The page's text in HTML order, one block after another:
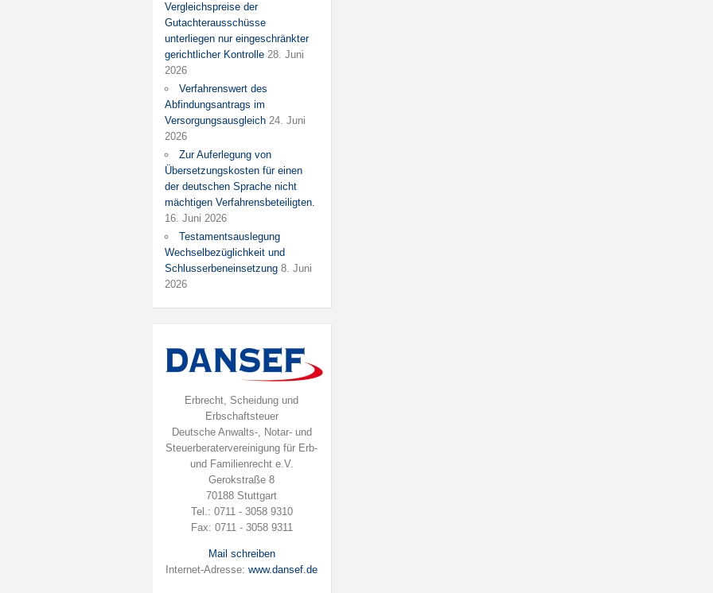
Vergleichspreise der
Gutachterausschüsse
unterliegen nur eingeschränkter
gerichtlicher Kontrolle 28. Juni
2026
Verfahrenswert des
Abfindungsantrags im
Versorgungsausgleich 24. Juni
2026
Zur Auferlegung von
Übersetzungskosten für einen
der deutschen Sprache nicht
mächtigen Verfahrensbeteiligten.
16. Juni 2026
Testamentsauslegung
Wechselbezüglichkeit und
Schlusserbeneinsetzung 8. Juni
2026
Erbrecht, Scheidung und
Erbschaftsteuer
Deutsche Anwalts-, Notar- und
Steuerberatervereinigung für Erb-
und Familienrecht e.V.
Gerokstraße 8
70188 Stuttgart
Tel.: 0711 - 3058 9310
Fax: 0711 - 3058 9311
Mail schreiben
Internet-Adresse:www.dansef.de